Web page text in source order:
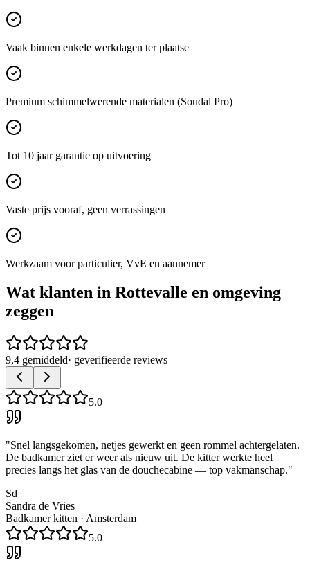
Vaak binnen enkele werkdagen ter plaatse
Premium schimmelwerende materialen (Soudal Pro)
Tot 10 jaar garantie op uitvoering
Vaste prijs vooraf, geen verrassingen
Werkzaam voor particulier, VvE en aannemer
Wat klanten in Rottevalle en omgeving
zeggen
9,4 gemiddeld· geverifieerde reviews
5.0
"Snel langsgekomen, netjes gewerkt en geen rommel achtergelaten.
De badkamer ziet er weer als nieuw uit. De kitter werkte heel
precies langs het glas van de douchecabine — top vakmanschap."
Sd
Sandra de Vries
Badkamer kitten · Amsterdam
5.0